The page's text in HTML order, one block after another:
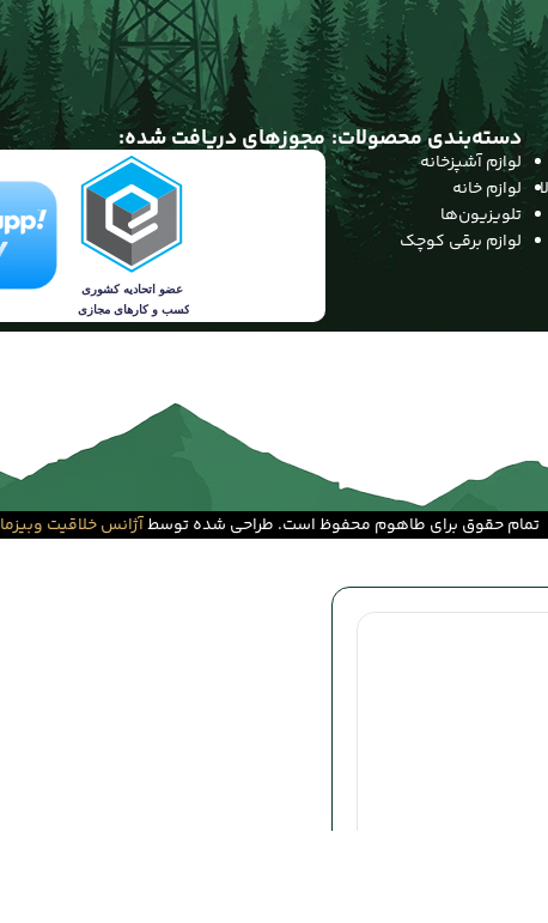
دسته‌بندی محصولات:
لوازم آشپزخانه
لوازم خانه
تلویزیون‌ها
لوازم برقی کوچک
مجوزهای دریافت شده:
تمام حقوق برای طاهوم محفوظ است. طراحی شده توسطآژانس خلاقیت وبیزما